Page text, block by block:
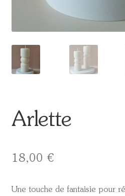
Arlette
18,00 €
Une touche de fantaisie pour